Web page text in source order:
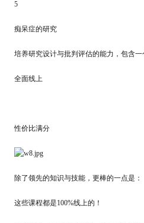
5
痴呆症的研究
培养研究设计与批判评估的能力，包含一
全面线上
性价比满分
除了领先的知识与技能，更棒的一点是：
这些课程都是100%线上的！